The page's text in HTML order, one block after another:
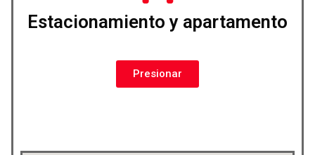
Estacionamiento y apartamento
Presionar